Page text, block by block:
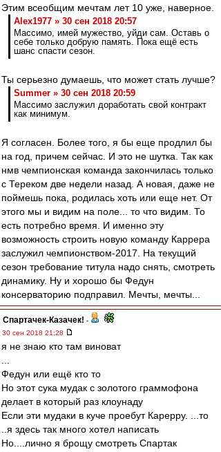
Этим всеобщим мечтам лет 10 уже, наверное.
Alex1977 » 30 сен 2018 20:57
Массимо, имей мужество, уйди сам. Оставь о
себе только добрую память. Пока ещё есть
шанс спасти сезон.
Ты серьезно думаешь, что может стать лучше?
Summer » 30 сен 2018 20:59
Массимо заслужил доработать свой контракт
как минимум.
Я согласен. Более того, я бы еще продлил бы
на год, причем сейчас. И это не шутка. Так как
нмв чемпионская команда закончилась только
с Тереком две недели назад. А новая, даже не
поймешь пока, родилась хоть или еще нет. От
этого мы и видим на поле... то что видим. То
есть потребно время. И именно эту
возможность строить новую команду Каррера
заслужил чемпионством-2017. На текущий
сезон требование титула надо снять, смотреть
динамику. Ну и хорошо бы Федун
консерваторию подправил. Мечты, мечты...
Спартачек-Казачек! -
30 сен 2018 21:28
я не знаю кто там виноват
Федун или ещё кто то
Но этот сука мудак с золотого граммофона
делает в который раз клоунаду
Если эти мудаки в куче проебут Карерру. ...то
..я здесь так много хотел написать
Но....лично я брощу смотреть Спартак